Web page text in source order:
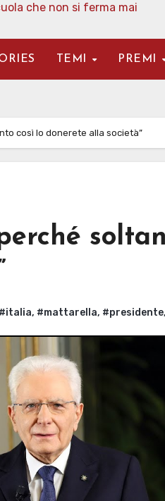
che non si ferma mai
TEMI PREMI
così lo donerete alla società”
#italia, #mattarella, #presidente,